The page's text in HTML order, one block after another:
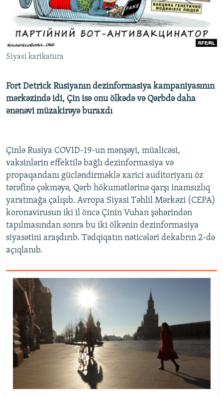
İNFOQRAFIKA
KARIKATURA
AZƏRBAYCAN ƏDƏBIYYATI KITABXANASI
İSLAM VƏ DEMOKRATIYA
İZ - MƏDƏNIYYƏT PROQRAMI
MISSIYAMIZ
PEŞƏ ETIKASI VƏ JURNALISTIKA STANDARTLARIMIZ
MATERIALLARIMIZDAN ISTIFADƏ
AZADLIQRADIOSU MOBIL TELEFONUNUZDA
XƏBƏR BÜLLETENLƏRIMIZ
BIZI IZLƏ
RFE/RL-in bütün saytları
Siyasi karikatura
Fort Detrick Rusiyanın dezinformasiya kampaniyasının
mərkəzində idi, Çin isə onu ölkədə və Qərbdə daha
ənənəvi müzakirəyə buraxdı
Çinlə Rusiya COVID-19-un mənşəyi, müalicəsi,
vaksinlərin effektilə bağlı dezinformasiya və
propaqandanı gücləndirməklə xarici auditoriyanı öz
tərəfinə çəkməyə, Qərb hökumətlərinə qarşı inamsızlıq
yaratmağa çalışıb. Avropa Siyasi Təhlil Mərkəzi (CEPA)
koronavirusun iki il öncə Çinin Vuhan şəhərindən
tapılmasından sonra bu iki ölkənin dezinformasiya
siyasətini araşdırıb. Tədqiqatın nəticələri dekabrın 2-də
açıqlanıb.